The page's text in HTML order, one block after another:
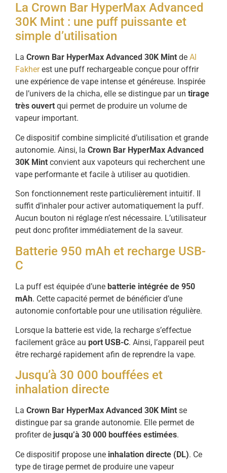
La Crown Bar HyperMax Advanced
30K Mint : une puff puissante et
simple d’utilisation
La Crown Bar HyperMax Advanced 30K Mint de Al
Fakherest une puff rechargeable conçue pour offrir
une expérience de vape intense et généreuse. Inspirée
de l’univers de la chicha, elle se distingue par un tirage
très ouvert qui permet de produire un volume de
vapeur important.
Ce dispositif combine simplicité d’utilisation et grande
autonomie. Ainsi, la Crown Bar HyperMax Advanced
30K Mint convient aux vapoteurs qui recherchent une
vape performante et facile à utiliser au quotidien.
Son fonctionnement reste particulièrement intuitif. Il
suffit d’inhaler pour activer automatiquement la puff.
Aucun bouton ni réglage n’est nécessaire. L’utilisateur
peut donc profiter immédiatement de la saveur.
Batterie 950 mAh et recharge USB-
C
La puff est équipée d’une batterie intégrée de 950
mAh. Cette capacité permet de bénéficier d’une
autonomie confortable pour une utilisation régulière.
Lorsque la batterie est vide, la recharge s’effectue
facilement grâce au port USB-C. Ainsi, l’appareil peut
être rechargé rapidement afin de reprendre la vape.
Jusqu’à 30 000 bouffées et
inhalation directe
La Crown Bar HyperMax Advanced 30K Mint se
distingue par sa grande autonomie. Elle permet de
profiter de jusqu’à 30 000 bouffées estimées.
Ce dispositif propose une inhalation directe (DL). Ce
type de tirage permet de produire une vapeur